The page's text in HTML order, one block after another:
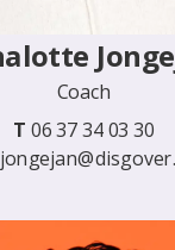
Coach
T 06 37 34 03 30